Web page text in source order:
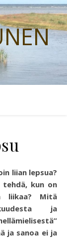
kun on
liikaa? Mitä
ja
ja sanoa ei ja